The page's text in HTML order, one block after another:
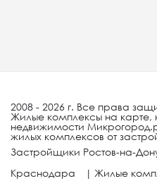
2008 - 2026 г. Все права
Жилые комплексы на карте,
недвижимости
жилых комплексов от
Застройщики Ростов-на-
Краснодара
| Жилые